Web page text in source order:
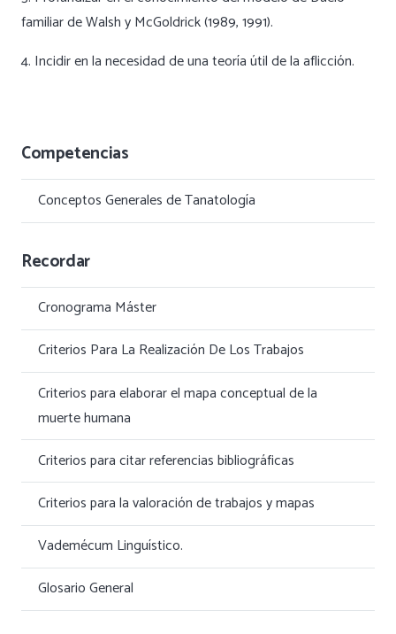
familiar de Walsh y McGoldrick (1989, 1991).
4. Incidir en la necesidad de una teoría útil de la aflicción.
Competencias
Conceptos Generales de Tanatología
Recordar
Cronograma Máster
Criterios Para La Realización De Los Trabajos
Criterios para elaborar el mapa conceptual de la
muerte humana
Criterios para citar referencias bibliográficas
Criterios para la valoración de trabajos y mapas
Vademécum Linguístico.
Glosario General